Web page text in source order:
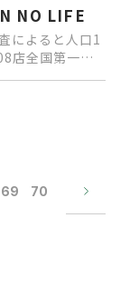
NO LIFE
によると人口1
店全国第一
69 70